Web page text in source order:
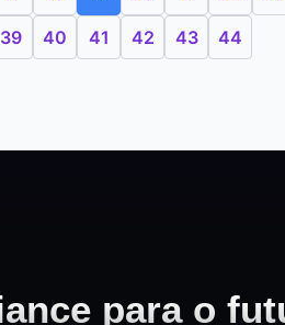
39 40 41 42 43 44
para o